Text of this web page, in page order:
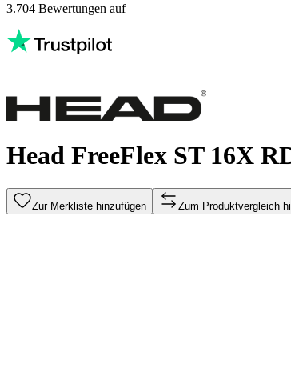
3.704 Bewertungen auf
Head FreeFlex ST 16X
Zur Merkliste hinzufügen Zum Produktvergleich